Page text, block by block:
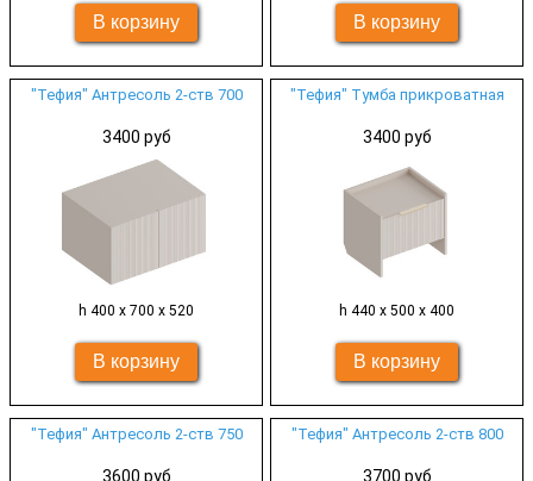
"Тефия" Антресоль 2-ств 700
3400 руб
h 400 х 700 х 520
"Тефия" Тумба прикроватная
3400 руб
h 440 х 500 х 400
"Тефия" Антресоль 2-ств 750
3600 руб
"Тефия" Антресоль 2-ств 800
3700 руб